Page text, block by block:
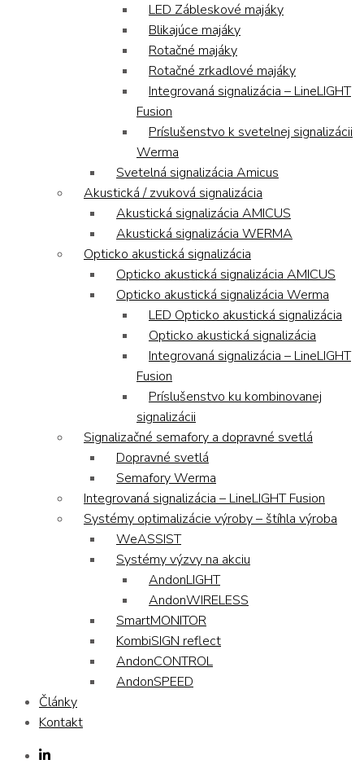
LED Zábleskové majáky
Blikajúce majáky
Rotačné majáky
Rotačné zrkadlové majáky
Integrovaná signalizácia – LineLIGHT
Fusion
Príslušenstvo k svetelnej signalizácii
Werma
Svetelná signalizácia Amicus
Akustická / zvuková signalizácia
Akustická signalizácia AMICUS
Akustická signalizácia WERMA
Opticko akustická signalizácia
Opticko akustická signalizácia AMICUS
Opticko akustická signalizácia Werma
LED Opticko akustická signalizácia
Opticko akustická signalizácia
Integrovaná signalizácia – LineLIGHT
Fusion
Príslušenstvo ku kombinovanej
signalizácii
Signalizačné semafory a dopravné svetlá
Dopravné svetlá
Semafory Werma
Integrovaná signalizácia – LineLIGHT Fusion
Systémy optimalizácie výroby – štíhla výroba
WeASSIST
Systémy výzvy na akciu
AndonLIGHT
AndonWIRELESS
SmartMONITOR
KombiSIGN reflect
AndonCONTROL
AndonSPEED
Články
Kontakt